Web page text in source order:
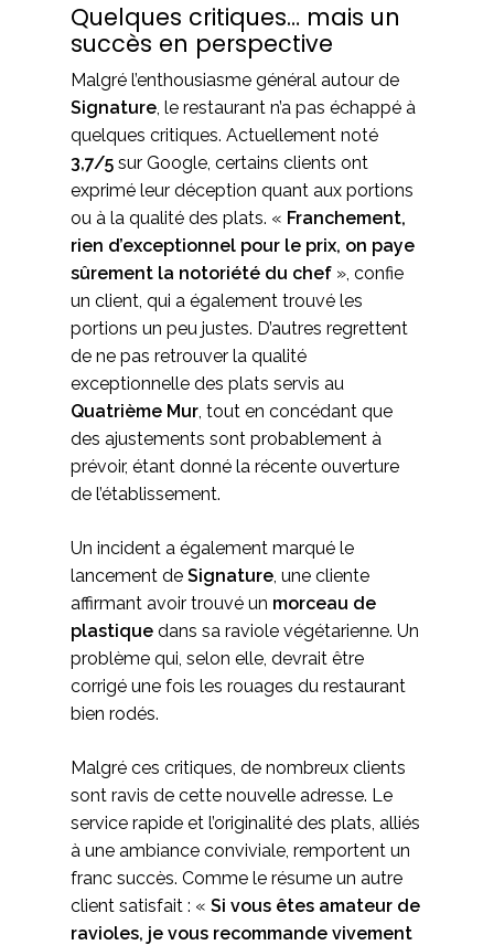
Quelques critiques… mais un
succès en perspective
Malgré l’enthousiasme général autour de
Signature, le restaurant n’a pas échappé à
quelques critiques. Actuellement noté
3,7/5 sur Google, certains clients ont
exprimé leur déception quant aux portions
ou à la qualité des plats. « Franchement,
rien d’exceptionnel pour le prix, on paye
sûrement la notoriété du chef », confie
un client, qui a également trouvé les
portions un peu justes. D’autres regrettent
de ne pas retrouver la qualité
exceptionnelle des plats servis au
Quatrième Mur, tout en concédant que
des ajustements sont probablement à
prévoir, étant donné la récente ouverture
de l’établissement.
Un incident a également marqué le
lancement de Signature, une cliente
affirmant avoir trouvé un morceau de
plastique dans sa raviole végétarienne. Un
problème qui, selon elle, devrait être
corrigé une fois les rouages du restaurant
bien rodés.
Malgré ces critiques, de nombreux clients
sont ravis de cette nouvelle adresse. Le
service rapide et l’originalité des plats, alliés
à une ambiance conviviale, remportent un
franc succès. Comme le résume un autre
client satisfait : « Si vous êtes amateur de
ravioles, je vous recommande vivement